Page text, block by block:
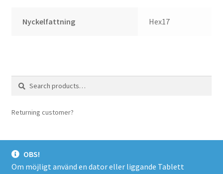
Nyckelfattning Hex17
Search
Search
Returning customer?
OBS!
Om möjligt använd en dator eller liggande Tablett